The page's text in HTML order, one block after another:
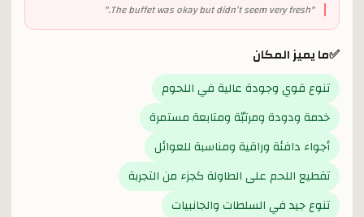
"
The buffet was okay but didn’t seem very fresh.
"
✅ما يميز المكان
تنوع قوي وجودة عالية في اللحوم
خدمة ودودة ومرتبّة ومتابعة مستمرة
أجواء دافئة وراقية ومناسبة للعوائل
تقطيع اللحم على الطاولة كجزء من التجربة
تنوع جيد في السلطات والجانبيات